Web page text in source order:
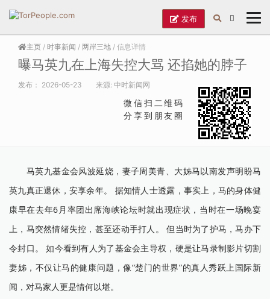
发布
主页 / 时事新闻 / 两岸三地 / 信息详情
曝马英九在上海失控大骂 还掐她的脖子
发布： 2026-05-23 来源: 中时新闻网
微信扫二维码
分享到朋友圈
马英九基金会风波延烧，妻子周美青、大姊马以南发声明盼马
英九真正退休，安享余年。 据知情人士透露，事实上，马的身体健
康早在去年6月率团出席海峡论坛时就出现症状，当时在一场晚宴
上，马突然情绪失控，甚至还动手打人。 但当时为了护马，马办下
令封口。 如今看到有人为了基金会主导权，硬是让马录制影片切割
妻姊，不仅让马的健康问题，像“楚门的世界”的真人秀跃上国际新
闻，对马家人更是情何以堪。